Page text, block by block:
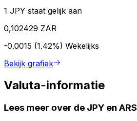
1 JPY staat gelijk aan
0,102429 ZAR
-0.0015 (1.42%) Wekelijks
Bekijk grafiek
Valuta-informatie
Lees meer over de JPY en ARS